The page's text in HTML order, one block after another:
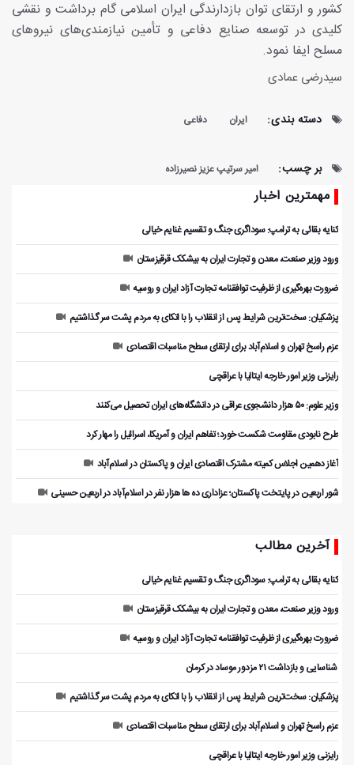
کشور و ارتقای توان بازدارندگی ایران اسلامی گام برداشت و نقشی
کلیدی در توسعه صنایع دفاعی و تأمین نیازمندی‌های نیروهای
مسلح ایفا نمود.
سیدرضی عمادی
دسته بندی: ایران دفاعی
بر چسب: امیر سرتیپ عزیز نصیرزاده
مهمترین اخبار
کنایه بقائی به ترامپ: سوداگری جنگ و تقسیم غنایم خیالی
ورود وزیر صنعت، معدن و تجارت ایران به بیشکک قرقیزستان
ضرورت بهره‌گیری از ظرفیت توافقنامه تجارت آزاد ایران و روسیه
پزشکیان: سخت‌ترین شرایط پس از انقلاب را با اتکای به مردم پشت سر گذاشتیم
عزم راسخ تهران و اسلام‌آباد برای ارتقای سطح مناسبات اقتصادی
رایزنی وزیر امور خارجه ایتالیا با عراقچی
وزیر علوم: ۵۰ هزار دانشجوی عراقی در دانشگاه‌های ایران تحصیل می‌کنند
طرح نابودی مقاومت شکست خورد؛ تفاهم ایران و آمریکا، اسرائیل را مهار کرد
آغاز دهمین اجلاس کمیته مشترک اقتصادی ایران و پاکستان در اسلام‌آباد
شور اربعین در پایتخت پاکستان؛ عزاداری ده ها هزار نفر در اسلام‌آباد در اربعین حسینی
آخرین مطالب
کنایه بقائی به ترامپ: سوداگری جنگ و تقسیم غنایم خیالی
ورود وزیر صنعت، معدن و تجارت ایران به بیشکک قرقیزستان
ضرورت بهره‌گیری از ظرفیت توافقنامه تجارت آزاد ایران و روسیه
️ شناسایی و بازداشت ۲۱ مزدور موساد در کرمان
پزشکیان: سخت‌ترین شرایط پس از انقلاب را با اتکای به مردم پشت سر گذاشتیم
عزم راسخ تهران و اسلام‌آباد برای ارتقای سطح مناسبات اقتصادی
رایزنی وزیر امور خارجه ایتالیا با عراقچی